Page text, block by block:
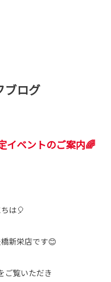
ブログ
イベントのご案内🌈
は🎈
新栄店です😊
ご覧いただき